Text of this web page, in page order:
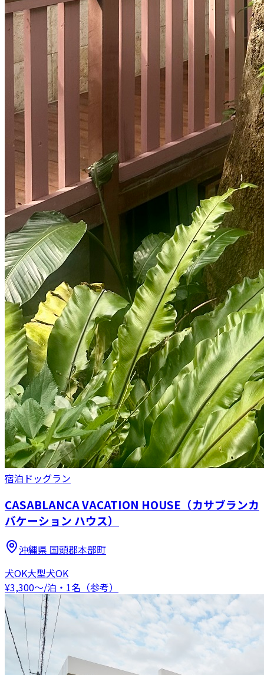
宿泊 ドッグラン
CASABLANCA VACATION HOUSE（カサブランカ
バケーション ハウス）
沖縄県 国頭郡本部町
犬OK大型犬OK
¥3,300〜/泊・1名（参考）